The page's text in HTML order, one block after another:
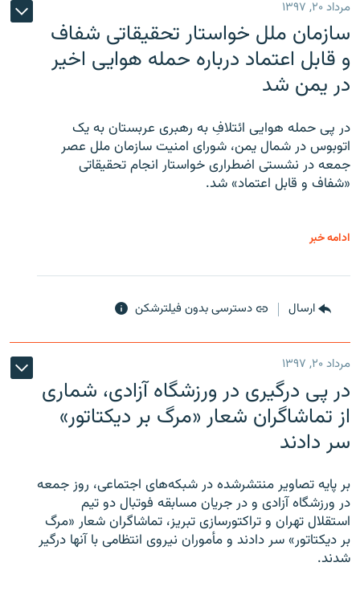
مرداد ۲۰, ۱۳۹۷
سازمان ملل خواستار تحقیقاتی شفاف
و قابل اعتماد درباره حمله هوایی اخیر
در یمن شد
در پی حمله هوایی ائتلافِ به رهبری عربستان به یک
اتوبوس در شمال یمن، شورای امنیت سازمان ملل عصر
جمعه در نشستی اضطراری خواستار انجام تحقیقاتی
«شفاف و قابل اعتماد» شد.
ادامه خبر
ارسال دسترسی بدون فیلترشکن
مرداد ۲۰, ۱۳۹۷
در پی درگیری در ورزشگاه آزادی، شماری
از تماشاگران شعار «مرگ بر دیکتاتور»
سر دادند
بر پایه تصاویر منتشرشده در شبکه‌های اجتماعی، روز جمعه
در ورزشگاه آزادی و در جریان مسابقه فوتبال دو تیم
استقلال تهران و تراکتورسازی تبریز، تماشاگران شعار «مرگ
بر دیکتاتور» سر دادند و مأموران نیروی انتظامی با آنها درگیر
شدند.